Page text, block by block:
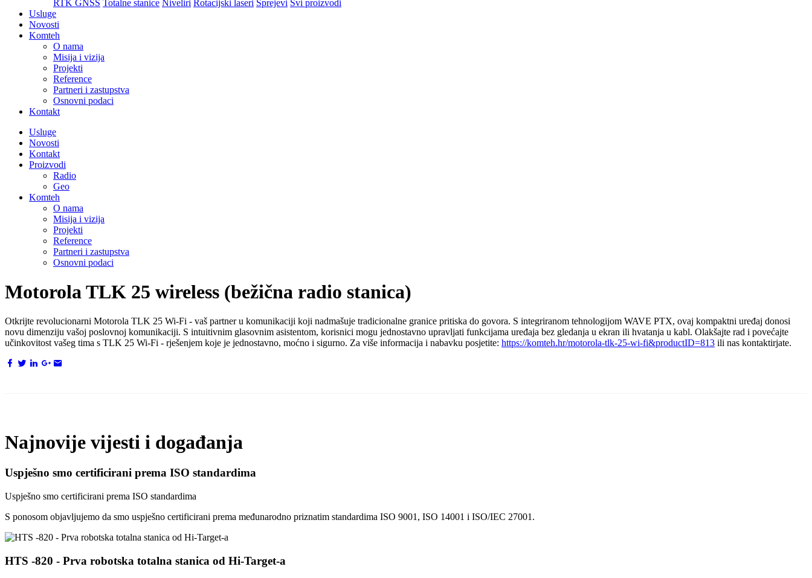
RTK GNSS Totalne stanice Niveliri Rotacijski laseri Sprejevi Svi proizvodi
Usluge
Novosti
Komteh
O nama
Misija i vizija
Projekti
Reference
Partneri i zastupstva
Osnovni podaci
Kontakt
Usluge
Novosti
Kontakt
Proizvodi
Radio
Geo
Komteh
O nama
Misija i vizija
Projekti
Reference
Partneri i zastupstva
Osnovni podaci
Motorola TLK 25 wireless (bežična radio stanica)
Otkrijte revolucionarni Motorola TLK 25 Wi-Fi - vaš partner u komunikaciji koji nadmašuje tradicionalne granice pritiska do govora. S integriranom tehnologijom WAVE PTX, ovaj kompaktni uređaj donosi
novu dimenziju vašoj poslovnoj komunikaciji. S intuitivnim glasovnim asistentom, korisnici mogu jednostavno upravljati funkcijama uređaja bez gledanja u ekran ili hvatanja u kabl. Olakšajte rad i povećajte
učinkovitost vašeg tima s TLK 25 Wi-Fi - rješenjem koje je jednostavno, moćno i sigurno. Za više informacija i nabavku posjetite: https://komteh.hr/motorola-tlk-25-wi-fi&productID=813 ili nas kontaktirjate.
Najnovije vijesti i događanja
Uspješno smo certificirani prema ISO standardima
Uspješno smo certificirani prema ISO standardima
S ponosom objavljujemo da smo uspješno certificirani prema međunarodno priznatim standardima ISO 9001, ISO 14001 i ISO/IEC 27001.
HTS -820 - Prva robotska totalna stanica od Hi-Target-a